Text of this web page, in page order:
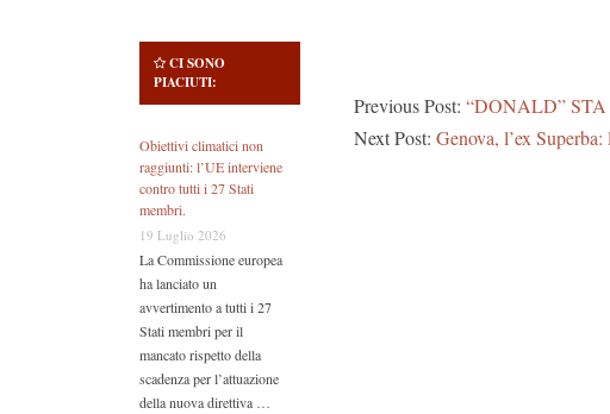
CI SONO
PIACIUTI:
Obiettivi climatici non
raggiunti: l’UE interviene
contro tutti i 27 Stati
membri.
19 Luglio 2026
La Commissione europea
ha lanciato un
avvertimento a tutti i 27
Stati membri per il
mancato rispetto della
scadenza per l’attuazione
della nuova direttiva …
Previous Post: “DONALD”
Next Post: Genova, l’ex